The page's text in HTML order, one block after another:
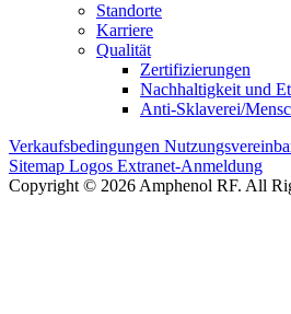
Standorte
Karriere
Qualität
Zertifizierungen
Nachhaltigkeit und
Anti-Sklaverei/
Verkaufsbedingungen
Sitemap Logos Extranet-Anmeldung
Copyright © 2026 Amphenol RF. All